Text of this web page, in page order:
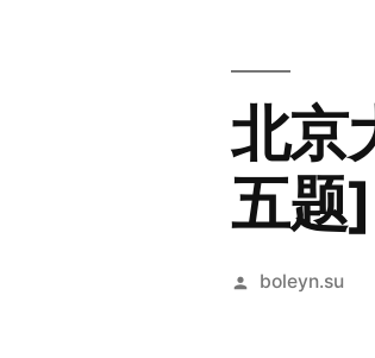
北京
五题]
发
boleyn.su